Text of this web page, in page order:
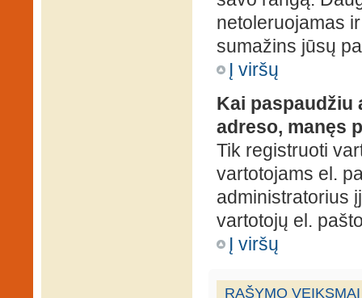
netoleruojamas
sumažins jūsų
Į viršų
Kai
adreso, manęs
Tik registruoti
vartotojams el.
administratorius
vartotojų el.
Į viršų
RAŠYMO VEIKSMAI